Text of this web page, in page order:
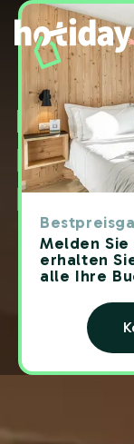
Melden
erhalten
alle Ihre
Hotels
Ligurien